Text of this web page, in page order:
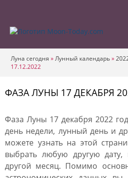
Луна сегодня »Лунный календарь»
17.12.2022
ФАЗА ЛУНЫ 17 ДЕКАБРЯ
Фаза Луны 17 декабря 2022
день недели, лунный день и
можете узнать на этой
выбрать любую другую дату,
другой месяц. Помимо